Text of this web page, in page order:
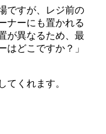
ですが、レジ前の
ナーにも置かれる
が異なるため、最
はどこですか？」
てくれます。